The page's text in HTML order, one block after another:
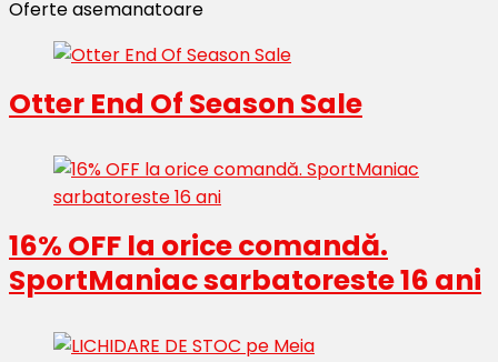
Oferte asemanatoare
Otter End Of Season Sale
16% OFF la orice comandă.
SportManiac sarbatoreste 16 ani